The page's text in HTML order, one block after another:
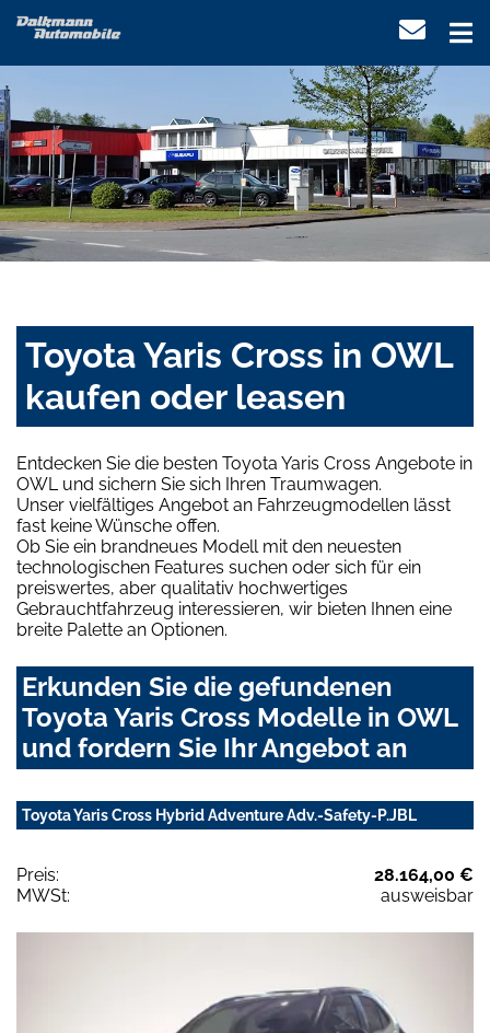
Toyota Yaris Cross in OWL
kaufen oder leasen
Entdecken Sie die besten Toyota Yaris Cross Angebote in
OWL und sichern Sie sich Ihren Traumwagen.
Unser vielfältiges Angebot an Fahrzeugmodellen lässt
fast keine Wünsche offen.
Ob Sie ein brandneues Modell mit den neuesten
technologischen Features suchen oder sich für ein
preiswertes, aber qualitativ hochwertiges
Gebrauchtfahrzeug interessieren, wir bieten Ihnen eine
breite Palette an Optionen.
Erkunden Sie die gefundenen
Toyota Yaris Cross Modelle in OWL
und fordern Sie Ihr Angebot an
Toyota Yaris Cross Hybrid Adventure Adv.-Safety-P.JBL
Preis:
28.164,00 €
MWSt:
ausweisbar